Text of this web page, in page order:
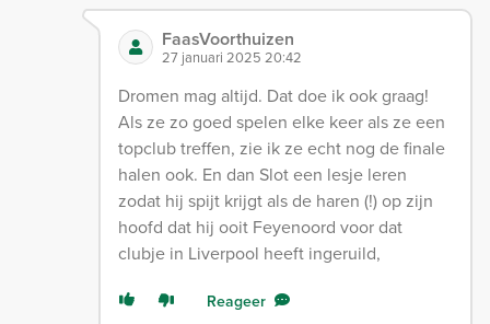
FaasVoorthuizen
27 januari 2025 20:42
Dromen mag altijd. Dat doe ik ook graag!
Als ze zo goed spelen elke keer als ze een
topclub treffen, zie ik ze echt nog de finale
halen ook. En dan Slot een lesje leren
zodat hij spijt krijgt als de haren (!) op zijn
hoofd dat hij ooit Feyenoord voor dat
clubje in Liverpool heeft ingeruild,
Reageer